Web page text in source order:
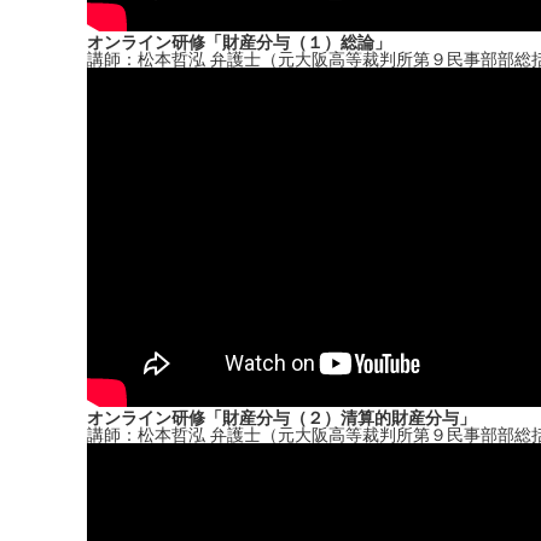
オンライン研修「財産分与（１）総論」
講師：松本哲泓 弁護士（元大阪高等裁判所第９民事部部総
オンライン研修「財産分与（２）清算的財産分与」
講師：松本哲泓 弁護士（元大阪高等裁判所第９民事部部総